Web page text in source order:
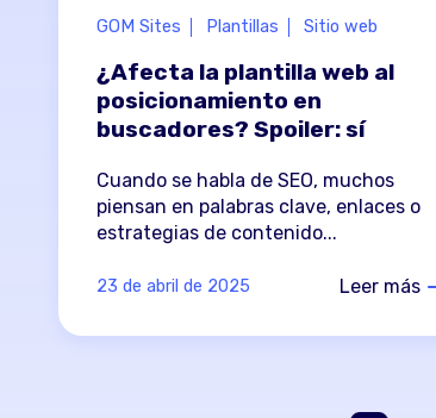
GOM Sites Plantillas Sitio web
¿Afecta la plantilla web al
posicionamiento en
buscadores? Spoiler: sí
Cuando se habla de SEO, muchos
piensan en palabras clave, enlaces o
estrategias de contenido...
23 de abril de 2025 Leer más